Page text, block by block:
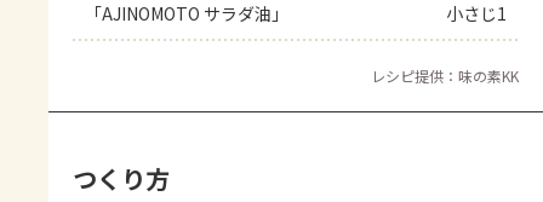
「AJINOMOTO サラダ油」 小さじ1
レシピ提供：味の素KK
つくり方